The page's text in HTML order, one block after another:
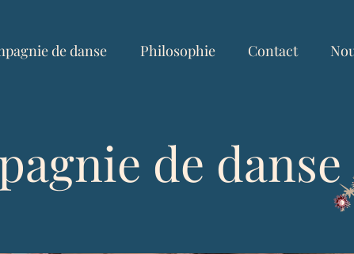
de danse Philosophie Contact
de danse